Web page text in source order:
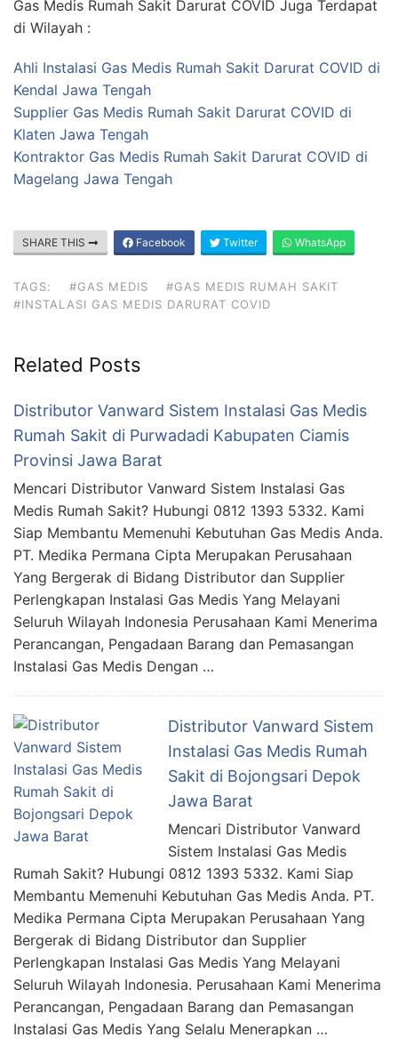
Gas Medis Rumah Sakit Darurat COVID Juga Terdapat
di Wilayah :
Ahli Instalasi Gas Medis Rumah Sakit Darurat COVID di
Kendal Jawa Tengah
Supplier Gas Medis Rumah Sakit Darurat COVID di
Klaten Jawa Tengah
Kontraktor Gas Medis Rumah Sakit Darurat COVID di
Magelang Jawa Tengah
SHARE THIS Facebook Twitter WhatsApp
TAGS: #GAS MEDIS
#GAS MEDIS RUMAH SAKIT
#INSTALASI GAS MEDIS DARURAT COVID
Related Posts
Distributor Vanward Sistem Instalasi Gas Medis
Rumah Sakit di Purwadadi Kabupaten Ciamis
Provinsi Jawa Barat
Mencari Distributor Vanward Sistem Instalasi Gas
Medis Rumah Sakit? Hubungi 0812 1393 5332. Kami
Siap Membantu Memenuhi Kebutuhan Gas Medis Anda.
PT. Medika Permana Cipta Merupakan Perusahaan
Yang Bergerak di Bidang Distributor dan Supplier
Perlengkapan Instalasi Gas Medis Yang Melayani
Seluruh Wilayah Indonesia Perusahaan Kami Menerima
Perancangan, Pengadaan Barang dan Pemasangan
Instalasi Gas Medis Dengan …
Distributor Vanward Sistem
Instalasi Gas Medis Rumah
Sakit di Bojongsari Depok
Jawa Barat
Mencari Distributor Vanward
Sistem Instalasi Gas Medis
Rumah Sakit? Hubungi 0812 1393 5332. Kami Siap
Membantu Memenuhi Kebutuhan Gas Medis Anda. PT.
Medika Permana Cipta Merupakan Perusahaan Yang
Bergerak di Bidang Distributor dan Supplier
Perlengkapan Instalasi Gas Medis Yang Melayani
Seluruh Wilayah Indonesia. Perusahaan Kami Menerima
Perancangan, Pengadaan Barang dan Pemasangan
Instalasi Gas Medis Yang Selalu Menerapkan …